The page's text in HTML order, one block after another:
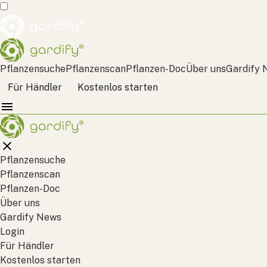
PflanzensuchePflanzenscanPflanzen-DocÜber unsGardify
Für Händler
Kostenlos starten
Pflanzensuche
Pflanzenscan
Pflanzen-Doc
Über uns
Gardify News
Login
Für Händler
Kostenlos starten